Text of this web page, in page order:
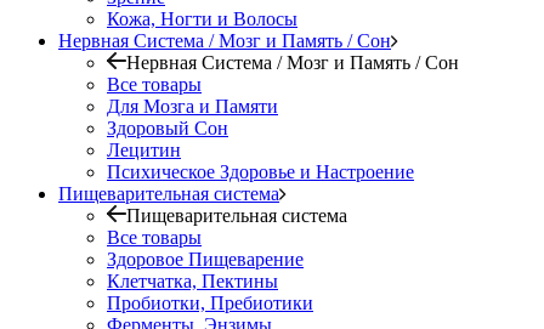
Кожа, Ногти и Волосы
Нервная Система / Мозг и Память / Сон
Нервная Система / Мозг и Память / Сон
Все товары
Для Мозга и Памяти
Здоровый Сон
Лецитин
Психическое Здоровье и Настроение
Пищеварительная система
Пищеварительная система
Все товары
Здоровое Пищеварение
Клетчатка, Пектины
Пробиотки, Пребиотики
Ферменты, Энзимы